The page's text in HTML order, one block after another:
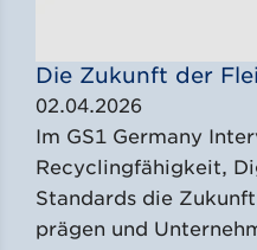
Die Zukunft der
02.04.2026
Im GS1 Germany
Recyclingfähigkeit,
Standards die
prägen und